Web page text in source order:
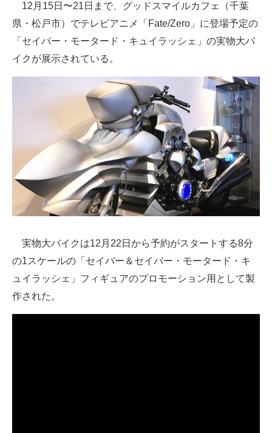
スマホと通信の最新トレンド
好きが集まる 比べて選べる
ビジネスと働き方のヒント
AI活用のいまが分かる
企業ITのトレンドを詳説
経営リーダーのコミュニティ
マーケ×ITの今がよく分かる
ITエンジニア向け専門サイト
企業向けIT製品の総合サイト
製造業のIT導入・活用を支援
12月15日〜21日まで、グッドスマイルカフェ（千葉
県・松戸市）でテレビアニメ「Fate/Zero」に登場予定の
「セイバー・モータード・キュイラッシェ」の実物大バ
イクが展示されている。
実物大バイクは12月22日から予約がスタートする8分
の1スケールの「セイバー＆セイバー・モータード・キ
ュイラッシェ」フィギュアのプロモーション用として製
作された。